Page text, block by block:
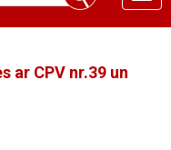
ar CPV nr.39 un